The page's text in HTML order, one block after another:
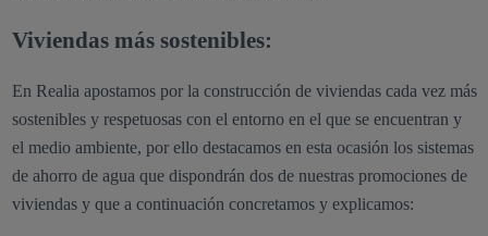
Viviendas más sostenibles:
En Realia apostamos por la construcción de viviendas cada vez más
sostenibles y respetuosas con el entorno en el que se encuentran y
el medio ambiente, por ello destacamos en esta ocasión los sistemas
de ahorro de agua que dispondrán dos de nuestras promociones de
viviendas y que a continuación concretamos y explicamos: